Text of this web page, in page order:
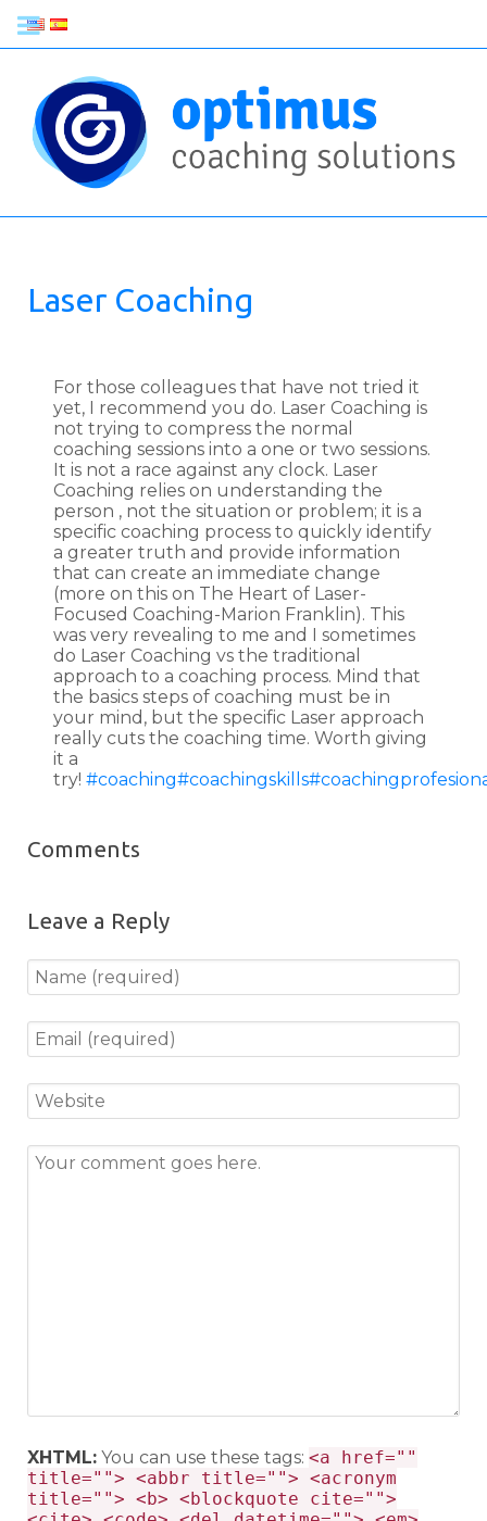
Laser Coaching
For those colleagues that have not tried it
yet, I recommend you do. Laser Coaching is
not trying to compress the normal
coaching sessions into a one or two sessions.
It is not a race against any clock. Laser
Coaching relies on understanding the
person , not the situation or problem; it is a
specific coaching process to quickly identify
a greater truth and provide information
that can create an immediate change
(more on this on The Heart of Laser-
Focused Coaching-Marion Franklin). This
was very revealing to me and I sometimes
do Laser Coaching vs the traditional
approach to a coaching process. Mind that
the basics steps of coaching must be in
your mind, but the specific Laser approach
really cuts the coaching time. Worth giving
it a
try! #coaching#coachingskills
Comments
Leave a Reply
XHTML: You can use these tags: <a href=""
title=""> <abbr title=""> <acronym
title=""> <b> <blockquote cite="">